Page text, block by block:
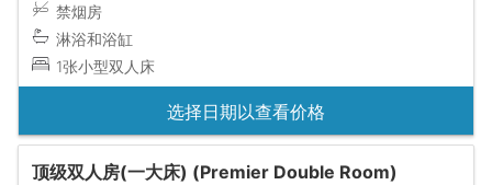
禁烟房
淋浴和浴缸
1张小型双人床
选择日期以查看价格
顶级双人房(一大床) (Premier Double Room)